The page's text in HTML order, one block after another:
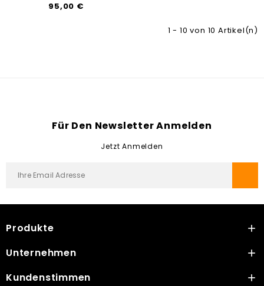
95,00 €
1 - 10 von 10 Artikel(n)
Für Den Newsletter Anmelden
Jetzt Anmelden
Produkte 
Unternehmen 
Kundenstimmen 